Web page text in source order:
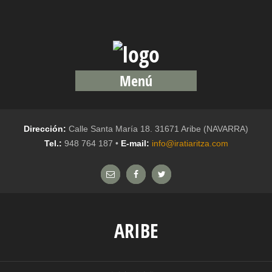
Menú
Dirección: Calle Santa María 18. 31671 Aribe (NAVARRA)
Tel.: 948 764 187 • E-mail: info@iratiaritza.com
ARIBE